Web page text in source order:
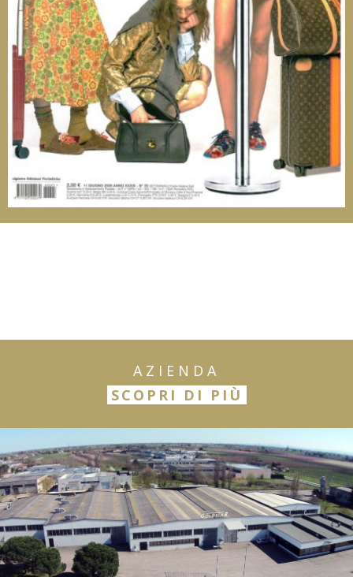
AZIENDA
SCOPRI DI PIÙ